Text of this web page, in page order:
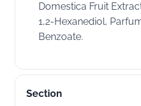
Domestica Fruit
1,2-Hexanediol,
Benzoate.
Section